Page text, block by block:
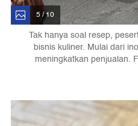
5 / 10
Tak hanya soal resep,
bisnis kuliner. Mulai dari
meningkatkan penjualan.